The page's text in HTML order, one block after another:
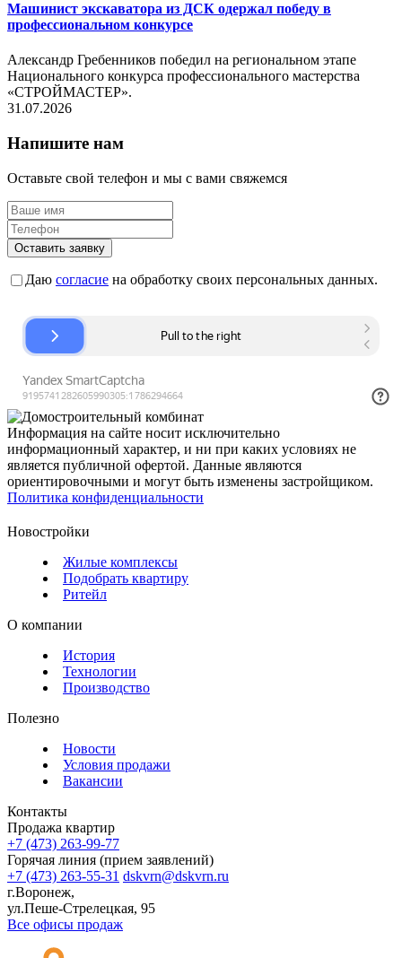
Машинист экскаватора из ДСК одержал победу в
профессиональном конкурсе
Александр Гребенников победил на региональном этапе
Национального конкурса профессионального мастерства
«СТРОЙМАСТЕР».
31.07.2026
Напишите нам
Оставьте свой телефон и мы с вами свяжемся
Оставить заявку
Даю согласие на обработку своих персональных данных.
Информация на сайте носит исключительно
информационный характер, и ни при каких условиях не
является публичной офертой. Данные являются
ориентировочными и могут быть изменены застройщиком.
Политика конфиденциальности
Новостройки
Жилые комплексы
Подобрать квартиру
Ритейл
О компании
История
Технологии
Производство
Полезно
Новости
Условия продажи
Вакансии
Контакты
Продажа квартир
+7 (473) 263-99-77
Горячая линия (прием заявлений)
+7 (473) 263-55-31 dskvrn@dskvrn.ru
г.Воронеж,
ул.Пеше-Стрелецкая, 95
Все офисы продаж